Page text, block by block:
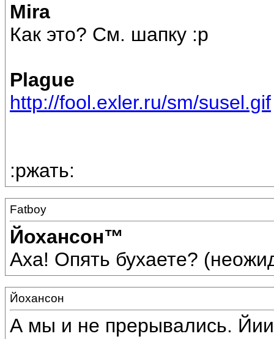
Mira
Как это? См. шапку :p
Plague
http://fool.exler.ru/sm/susel.gif
:ржать:
Fatboy
Йохансон™
Аха! Опять бухаете?
Йохансон
А мы и не прерывались.